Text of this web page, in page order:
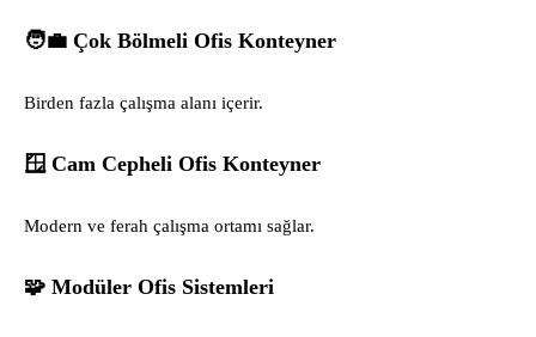
🧑‍💼 Çok Bölmeli Ofis Konteyner
Birden fazla çalışma alanı içerir.
🪟 Cam Cepheli Ofis Konteyner
Modern ve ferah çalışma ortamı sağlar.
🧩 Modüler Ofis Sistemleri